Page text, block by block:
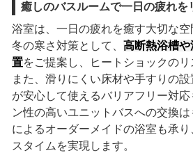
癒しのバスルームで一日の疲れを
浴室は、一日の疲れを癒す大切な
冬の寒さ対策として、 高断熱浴槽
置をご提案し、ヒートショックのリ
また、滑りにくい床材や手すりの
が安心して使えるバリアフリー対
ン性の高いユニットバスへの交換
によるオーダーメイドの浴室も承
スタイムを実現します。